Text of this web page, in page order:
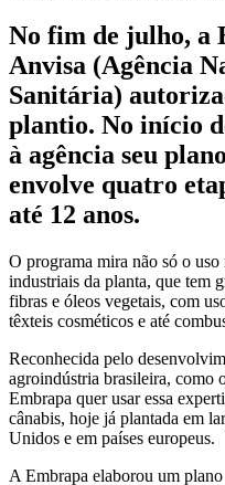
No fim de julho, a
Anvisa (Agência
Sanitária)
plantio. No início
à agência seu
envolve quatro
até 12 anos.
O programa mira não só o
industriais da planta, que tem
fibras e óleos vegetais, com
têxteis cosméticos e até
Reconhecida pelo
agroindústria brasileira, como
Embrapa quer usar essa
cânabis, hoje já plantada em
Unidos e em países europeus.
A Embrapa elaborou um